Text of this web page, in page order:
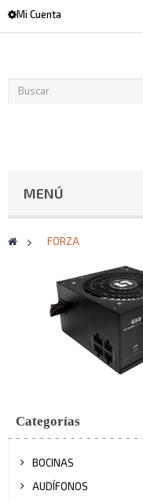
Mi Cuenta
MENÚ
> FORZA
Categorías
BOCINAS
AUDÍFONOS